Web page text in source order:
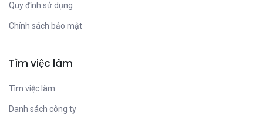
Quy định sử dụng
Chính sách bảo mật
Tìm việc làm
Tìm việc làm
Danh sách công ty